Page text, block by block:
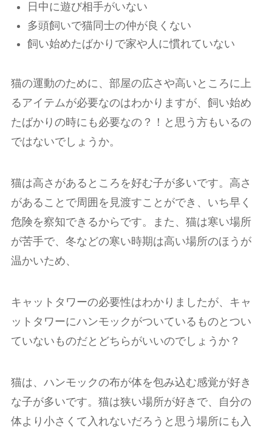
日中に遊び相手がいない
多頭飼いで猫同士の仲が良くない
飼い始めたばかりで家や人に慣れていない
猫の運動のために、部屋の広さや高いところに上
るアイテムが必要なのはわかりますが、飼い始め
たばかりの時にも必要なの？！と思う方もいるの
ではないでしょうか。
猫は高さがあるところを好む子が多いです。高さ
があることで周囲を見渡すことができ、いち早く
危険を察知できるからです。また、猫は寒い場所
が苦手で、冬などの寒い時期は高い場所のほうが
温かいため、
キャットタワーの必要性はわかりましたが、キャ
ットタワーにハンモックがついているものとつい
ていないものだとどちらがいいのでしょうか？
猫は、ハンモックの布が体を包み込む感覚が好き
な子が多いです。猫は狭い場所が好きで、自分の
体より小さくて入れないだろうと思う場所にも入